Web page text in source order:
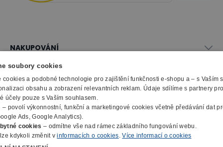
NAKUPOVÁNÍ
Vše o nákupu
Obchodní podmínky
Doprava a montáž
Možnosti platby
Záruka, servis, reklamace
Ochrana osobních údajů
Informace o cookies
SLUŽBY
Naše katalogy
Reklamační formulář
Výroba kancelářského nábytku
Zpracování elektroodpadu
E-Procurement
O FIRMĚ
O nás
Kontakty
Členství v organizacích
© 2010 - 2026 B2B Partner s.r.o. - Všechna práva vyhrazena.
soubory cookies
cookies a podobné technologie pro zajištění funkčnosti e-shopu a – s Vaším
obsahu a zobrazení relevantních reklam. Údaje sdílíme s partnery
účely pouze s Vaším souhlasem.
– povolí výkonnostní, funkční a marketingové cookies včetně předávání dat
Ads, Google Analytics).
cookies – odmítne vše nad rámec základního fungování webu.
kdykoli změnit vinformacích o cookies. Více informací o cookies